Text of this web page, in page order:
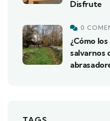
Disfrute
0
¿Cómo
salvarnos